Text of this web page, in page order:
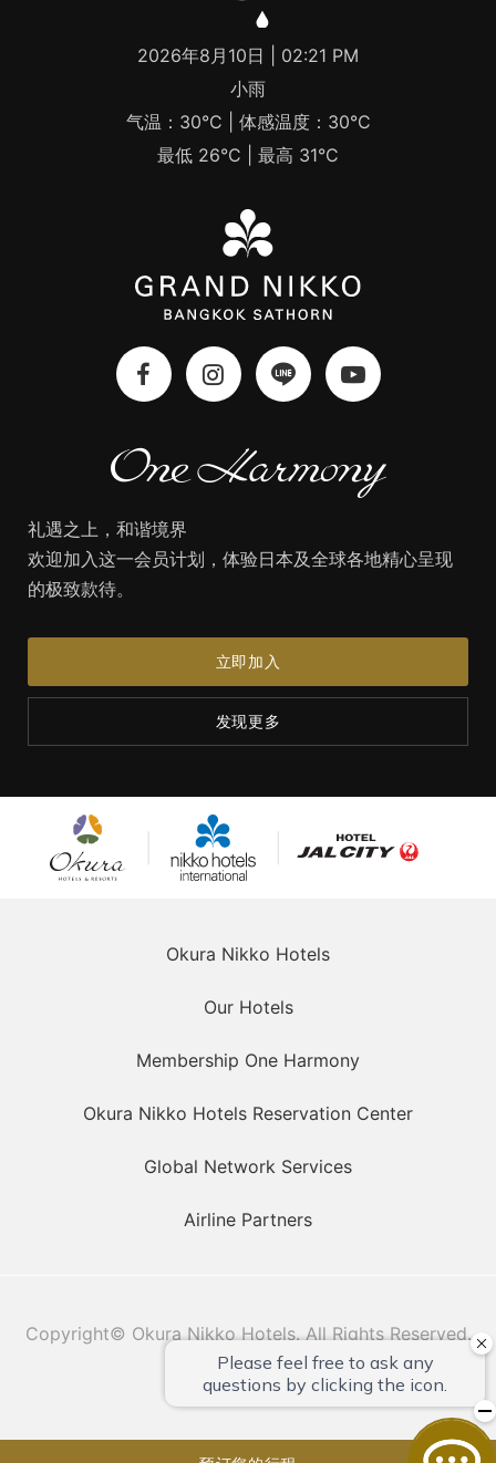
2026年8月10日 | 02:21 PM
小雨
气温：30°C | 体感温度：30°C
最低 26°C | 最高 31°C
礼遇之上，和谐境界
欢迎加入这一会员计划，体验日本及全球各地精心呈现
的极致款待。
立即加入
发现更多
大仓酒店
及度假村
日航国际
JAL City酒店
Okura Nikko Hotels
Our Hotels
Membership One Harmony
Okura Nikko Hotels Reservation Center
Global Network Services
Airline Partners
Copyright© Okura Nikko Hotels. All Rights Reserved.